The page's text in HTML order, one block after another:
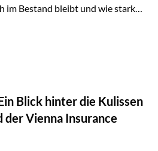
im Bestand bleibt und wie stark
Wirkung besonders deutlich.
nur die Rendite eine Rolle. Auch
einen erheblichen Einfluss auf…
Blick hinter die Kulissen
der Vienna Insurance